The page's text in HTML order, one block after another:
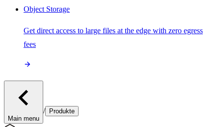
Object Storage
Get direct access to large files at the edge with zero egress
fees
Main menu
/ Produkte